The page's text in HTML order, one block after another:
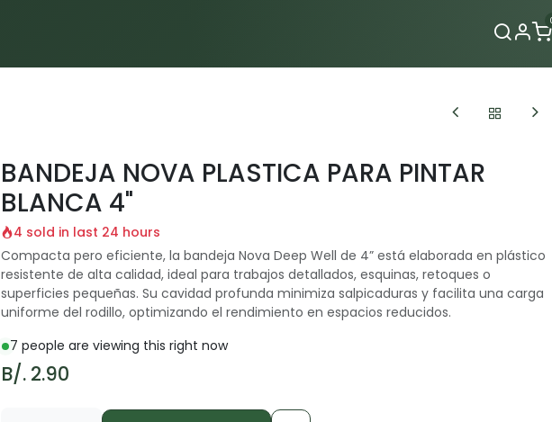
BANDEJA NOVA PLASTICA PARA PINTAR
BLANCA 4"
4 sold in last 24 hours
Compacta pero eficiente, la bandeja Nova Deep Well de 4” está elaborada en plástico
resistente de alta calidad, ideal para trabajos detallados, esquinas, retoques o
superficies pequeñas. Su cavidad profunda minimiza salpicaduras y facilita una carga
uniforme del rodillo, optimizando el rendimiento en espacios reducidos.
7 people are viewing this right now
B/. 2.90